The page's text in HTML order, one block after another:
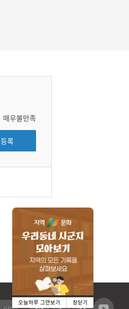
매우불만족
등록
오늘하루 그만보기 창닫기